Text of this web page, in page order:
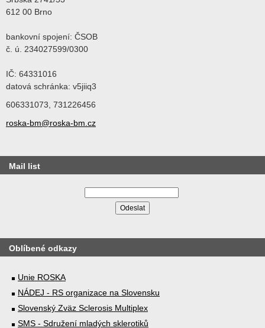
612 00 Brno
bankovní spojení: ČSOB
č. ú. 234027599/0300
IČ: 64331016
datová schránka: v5jiiq3
606331073, 731226456
roska-bm@roska-bm.cz
Mail list
Oblíbené odkazy
Unie ROSKA
NÁDEJ - RS organizace na Slovensku
Slovenský Zväz Sclerosis Multiplex
SMS - Sdružení mladých sklerotiků